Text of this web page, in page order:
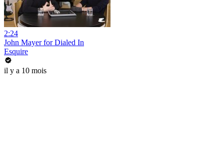
2:24
John Mayer for Dialed In
Esquire
il y a 10 mois